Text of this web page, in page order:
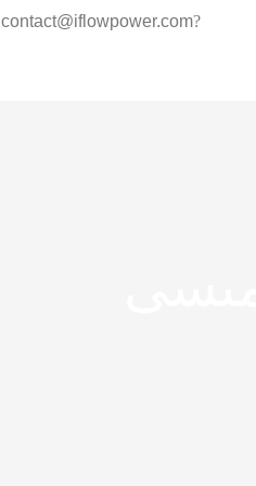
contact@iflowpower.com?